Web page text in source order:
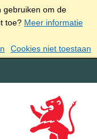
gebruiken om de
toe? Meer informatie
Cookies niet toestaan